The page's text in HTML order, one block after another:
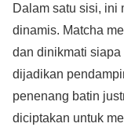
Dalam satu sisi, ini
dinamis. Matcha
dan dinikmati
dijadikan
penenang batin
diciptakan untuk